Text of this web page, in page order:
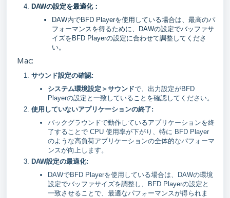
DAWの設定を最適化：
DAW内でBFD Playerを使用している場合は、最高のパ
フォーマンスを得るために、DAWの設定でバッファサ
イズをBFD Playerの設定に合わせて調整してくださ
い。
Mac:
サウンド設定の確認:
システム環境設定＞サウンドで、出力設定がBFD
Playerの設定と一致していることを確認してください。
使用していないアプリケーションの終了:
バックグラウンドで動作しているアプリケーションを終
了することで CPU 使用率が下がり、特に BFD Player
のような高負荷アプリケーションの全体的なパフォーマ
ンスが向上します。
DAW設定の最適化:
DAWでBFD Playerを使用している場合は、DAWの環境
設定でバッファサイズを調整し、BFD Playerの設定と
一致させることで、最適なパフォーマンスが得られま